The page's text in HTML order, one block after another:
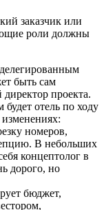
заказчик или
роли должны
быть сам
проекта.
будет отель по ходу
номеров,
В небольших
концептолог в
дорого, но
бюджет,